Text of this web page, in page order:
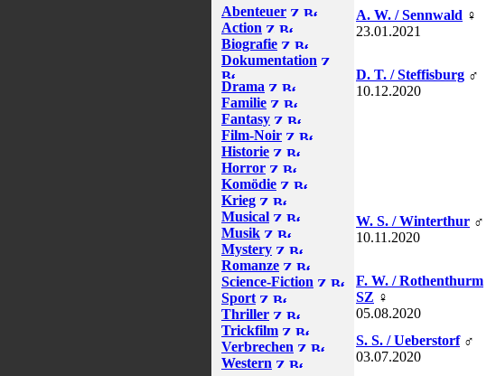
Abenteuer
Action
Biografie
Dokumentation
Drama
Familie
Fantasy
Film-Noir
Historie
Horror
Komödie
Krieg
Musical
Musik
Mystery
Romanze
Science-Fiction
Sport
Thriller
Trickfilm
Verbrechen
Western
A. W. / Sennwald ♀
23.01.2021
D. T. / Steffisburg ♂
10.12.2020
W. S. / Winterthur ♂
10.11.2020
F. W. / Rothenthurm
SZ ♀
05.08.2020
S. S. / Ueberstorf♂
03.07.2020